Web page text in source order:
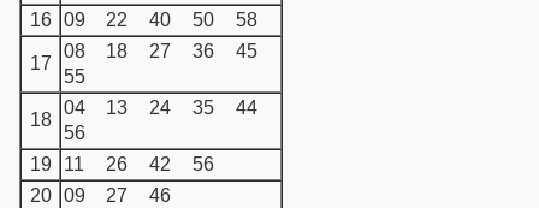
16
09 22 40 50 58
17
08 18 27 36
45
55
18
04 13 24 35
44
56
19
11 26 42
56
20
09 27
46